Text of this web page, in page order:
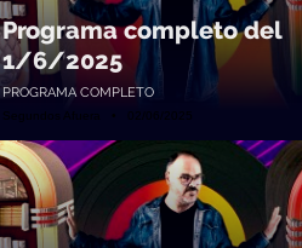
Programa completo del
1/6/2025
PROGRAMA COMPLETO
Segundos Afuera • 02/06/2025